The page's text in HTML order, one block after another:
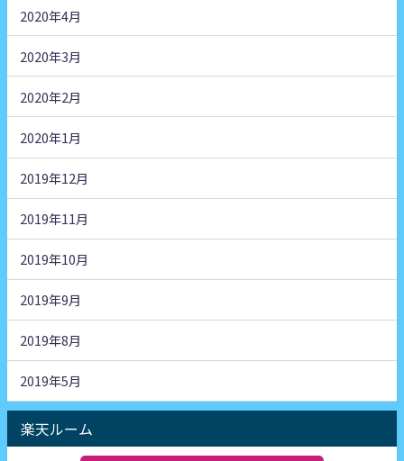
2020年4月
2020年3月
2020年2月
2020年1月
2019年12月
2019年11月
2019年10月
2019年9月
2019年8月
2019年5月
楽天ルーム